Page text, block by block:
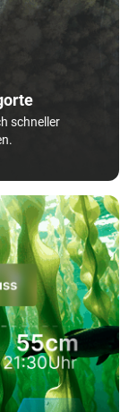
schneller